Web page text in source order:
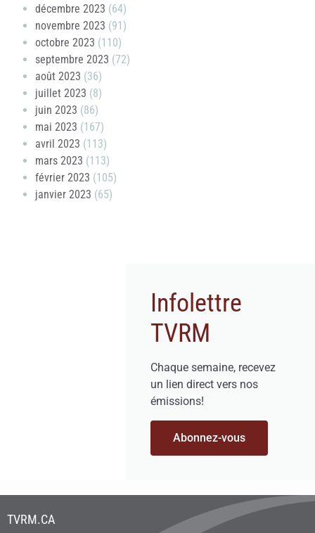
décembre 2023 (64)
novembre 2023 (91)
octobre 2023 (110)
septembre 2023 (72)
août 2023 (36)
juillet 2023 (8)
juin 2023 (86)
mai 2023 (167)
avril 2023 (113)
mars 2023 (113)
février 2023 (105)
janvier 2023 (65)
Infolettre
TVRM
Chaque semaine, recevez
un lien direct vers nos
émissions!
Abonnez-vous
TVRM.CA